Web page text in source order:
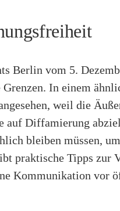
Berlin vom 5.
In einem
weil die
auf Diffamierung
bleiben müssen,
praktische Tipps zur
Kommunikation vor